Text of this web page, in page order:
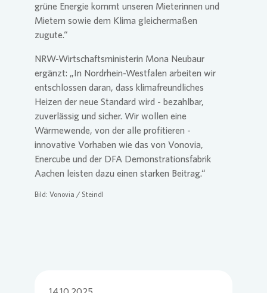
grüne Energie kommt unseren Mieterinnen und
Mietern sowie dem Klima gleichermaßen
zugute.“
NRW-Wirtschaftsministerin Mona Neubaur
ergänzt: „In Nordrhein-Westfalen arbeiten wir
entschlossen daran, dass klimafreundliches
Heizen der neue Standard wird - bezahlbar,
zuverlässig und sicher. Wir wollen eine
Wärmewende, von der alle profitieren -
innovative Vorhaben wie das von Vonovia,
Enercube und der DFA Demonstrationsfabrik
Aachen leisten dazu einen starken Beitrag.“
Bild: Vonovia / Steindl